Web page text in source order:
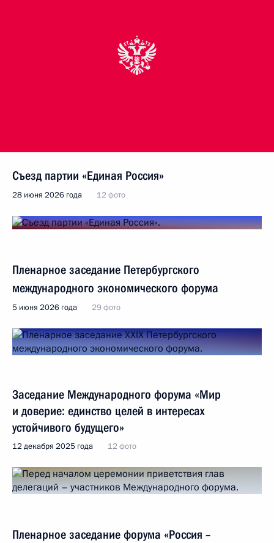
Съезд партии «Единая Россия»
28 июня 2026 года 12 фото
Пленарное заседание Петербургского
международного экономического форума
5 июня 2026 года 29 фото
Заседание Международного форума «Мир
и доверие: единство целей в интересах
устойчивого будущего»
12 декабря 2025 года 12 фото
Пленарное заседание форума «Россия –